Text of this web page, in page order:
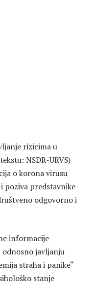
rizicima u
NSDR-URVS)
o korona virusu
poziva predstavnike
odgovorno i
informacije
javljanju
straha i panike“
stanje